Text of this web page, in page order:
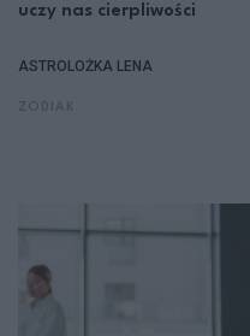
uczy nas cierpliwości
ASTROLOŻKA LENA